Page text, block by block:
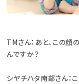
TMさん：あと、この
んですか？
シヤチハタ南部さん：